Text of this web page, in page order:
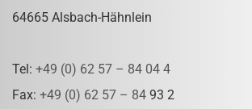
64665 Alsbach-Hähnlein
Tel: +49 (0) 62 57 – 84 04 4
Fax: +49 (0) 62 57 – 84 93 2